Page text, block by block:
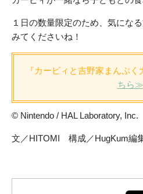
１日の数量限定のため、気にな
みてくださいね！
『カービィと吉野家まんぷ
ちら≫
© Nintendo / HAL Laboratory, Inc.
文／HITOMI 構成／HugKum編